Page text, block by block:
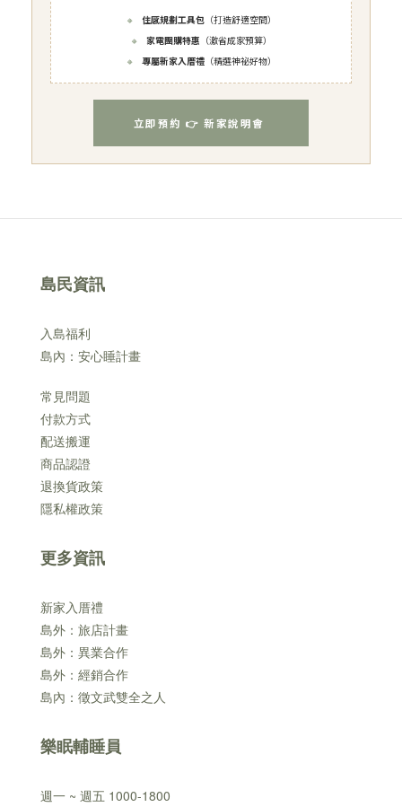
🔸 住感規劃工具包 （打造舒適空間）
🔸
家電團購特惠 （激省成家預算）
🔸
專屬新家入厝禮 （精選神祕好物）
立即預約 👉 新家說明會
島民資訊
入島福利
島內：安心睡計畫
常見問題
付款方式
配送搬運
商品認證
退換貨政策
隱私權政策
更多資訊
新家入厝禮
島外：旅店計畫
島外：異業合作
島外：經銷合作
島內：徵文武雙全之人
樂眠輔睡員
週一 ~ 週五 1000-1800